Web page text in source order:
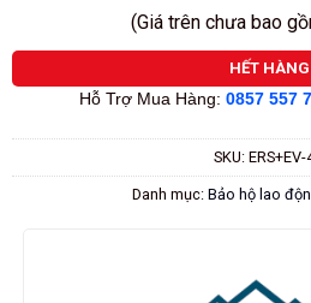
(Giá trên chưa bao
HẾT HÀNG
Hỗ Trợ Mua Hàng: 0857 557
SKU: ERS+EV-
Danh mục: Bảo hộ lao